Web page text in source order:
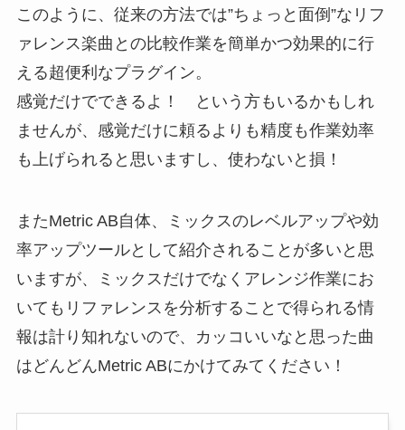
このように、従来の方法では”ちょっと面倒”なリフ
ァレンス楽曲との比較作業を簡単かつ効果的に行
える超便利なプラグイン。
感覚だけでできるよ！ という方もいるかもしれ
ませんが、感覚だけに頼るよりも精度も作業効率
も上げられると思いますし、使わないと損！
またMetric AB自体、ミックスのレベルアップや効
率アップツールとして紹介されることが多いと思
いますが、ミックスだけでなくアレンジ作業にお
いてもリファレンスを分析することで得られる情
報は計り知れないので、カッコいいなと思った曲
はどんどんMetric ABにかけてみてください！